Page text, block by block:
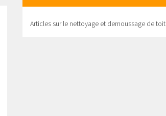
Articles sur le nettoyage et demoussage de toit